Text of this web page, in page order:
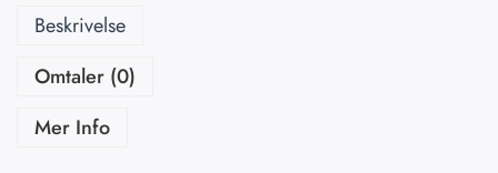
Beskrivelse
Omtaler (0)
Mer Info